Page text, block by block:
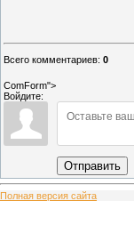
Всего комментариев: 0
ComForm">
Войдите:
Отправить
Полная версия сайта